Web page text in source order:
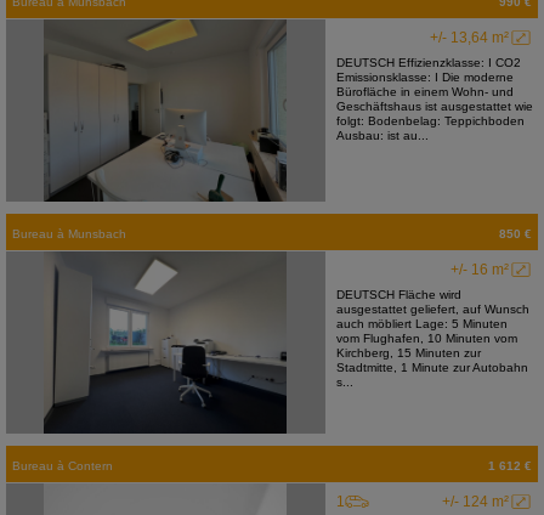
+/- 13,64 m²
DEUTSCH Effizienzklasse: I CO2
Emissionsklasse: I Die moderne
Bürofläche in einem Wohn- und
Geschäftshaus ist ausgestattet wie
folgt: Bodenbelag: Teppichboden
Ausbau: ist au...
Bureau à Munsbach 850 €
+/- 16 m²
DEUTSCH Fläche wird
ausgestattet geliefert, auf Wunsch
auch möbliert Lage: 5 Minuten
vom Flughafen, 10 Minuten vom
Kirchberg, 15 Minuten zur
Stadtmitte, 1 Minute zur Autobahn
s...
Bureau à Contern 1 612 €
+/- 124 m²
1